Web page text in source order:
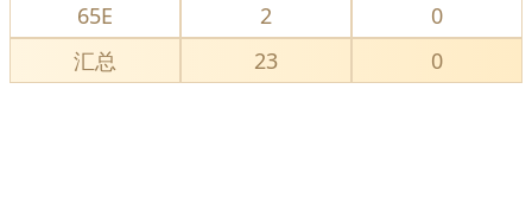
65E
2
0
汇总
23 0